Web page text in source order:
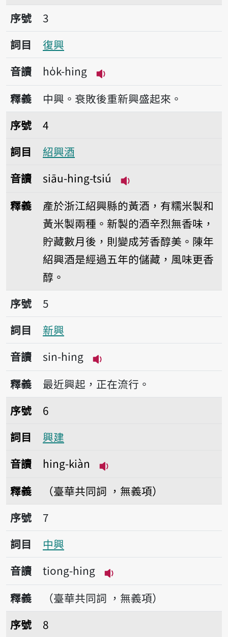
序號3復興
序號
3
詞目
復興
音讀
ho̍k-hing
播放音讀ho̍k-hing
釋義
中興。衰敗後重新興盛起來。
序號4紹興酒
序號
4
詞目
紹興酒
音讀
siāu-hing-tsiú
釋義
產於浙江紹興縣的黃酒，有糯米製和
黃米製兩種。新製的酒辛烈無香味，
貯藏數月後，則變成芳香醇美。陳年
紹興酒是經過五年的儲藏，風味更香
醇。
序號5新興
序號
5
詞目
新興
音讀
sin-hing
播放音讀sin-hing
釋義
最近興起，正在流行。
序號6興建
序號
6
詞目
興建
音讀
hing-kiàn
釋義
（臺華共同詞 ，無義項）
序號7中興
序號
7
詞目
中興
音讀
tiong-hing
播放音讀tiong-hing
釋義
（臺華共同詞 ，無義項）
序號8振興
序號 8